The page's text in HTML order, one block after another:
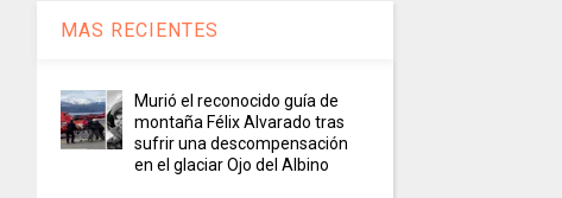
MAS RECIENTES
Murió el reconocido guía de
montaña Félix Alvarado tras
sufrir una descompensación
en el glaciar Ojo del Albino